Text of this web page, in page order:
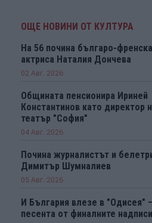
ОЩЕ НОВИНИ ОТ КУЛТУРА
На 56 почина българо-
актриса Наталия Дончева
02 Авг. 2026
Общината пенсионира Ириней
Константинов като директор
театър "София"
04 Авг. 2026
Почина журналистът и
Димитър Шумналиев
05 Авг. 2026
И България влезе в "Одисея"
песента от финалните надписи